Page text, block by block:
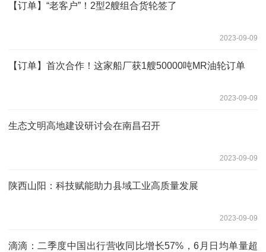
【订单】“老客户”！2型2艘组合货轮签了
2023-09-09
【订单】首次合作！这家船厂获1艘50000吨MR油轮订单
2023-09-09
生态文明高地建设研讨会在南昌召开
2023-09-09
陕西山阳：科技赋能助力县域工业高质量发展
2023-09-09
滴滴：二季度中国出行营收同比增长57%，6月日均单量超